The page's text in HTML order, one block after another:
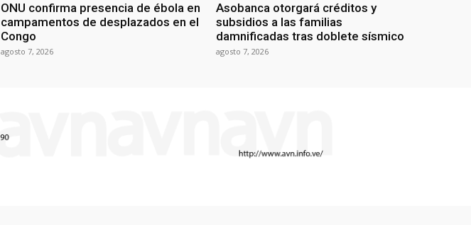
ONU confirma presencia de ébola en
campamentos de desplazados en el
Congo
agosto 7, 2026
Asobanca otorgará créditos y
subsidios a las familias
damnificadas tras doblete sísmico
agosto 7, 2026